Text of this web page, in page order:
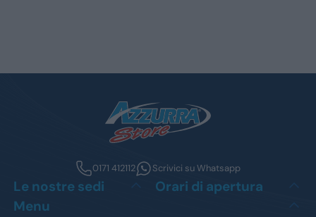
0171 412112 Scrivici su Whatsapp
Le nostre sedi
Orari di apertura
Menu